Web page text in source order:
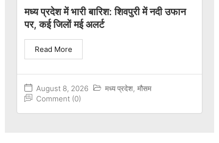
मध्य प्रदेश में भारी बारिश: शिवपुरी में नदी उफान
पर, कई जिलों मई अलर्ट
August 8, 2026 मध्य प्रदेश, मौसम
Comment (0)
Read More